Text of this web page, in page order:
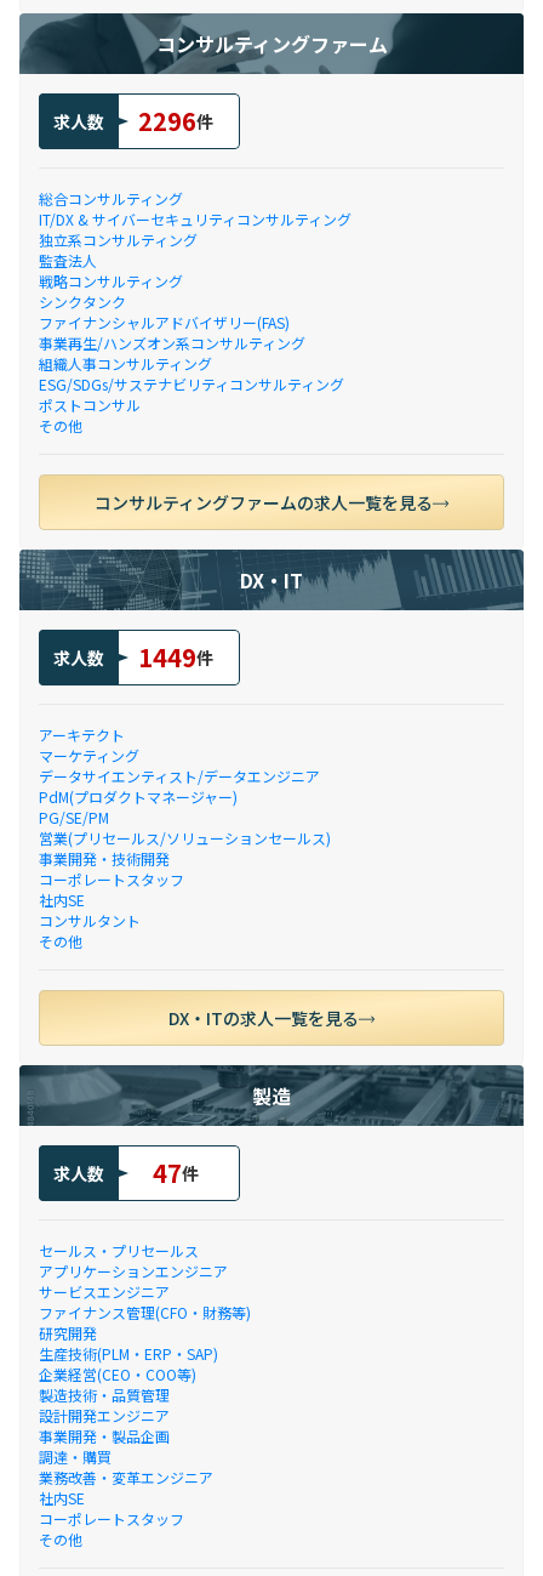
コンサルティングファーム
求人数 2296件
総合コンサルティング
IT/DX & サイバーセキュリティコンサルティング
独立系コンサルティング
監査法人
戦略コンサルティング
シンクタンク
ファイナンシャルアドバイザリー(FAS)
事業再生/ハンズオン系コンサルティング
組織人事コンサルティング
ESG/SDGs/サステナビリティコンサルティング
ポストコンサル
その他
コンサルティングファームの求人一覧を見る
DX・IT
求人数 1449件
アーキテクト
マーケティング
データサイエンティスト/データエンジニア
PdM(プロダクトマネージャー)
PG/SE/PM
営業(プリセールス/ソリューションセールス)
事業開発・技術開発
コーポレートスタッフ
社内SE
コンサルタント
その他
DX・ITの求人一覧を見る
製造
求人数 47件
セールス・プリセールス
アプリケーションエンジニア
サービスエンジニア
ファイナンス管理(CFO・財務等)
研究開発
生産技術(PLM・ERP・SAP)
企業経営(CEO・COO等)
製造技術・品質管理
設計開発エンジニア
事業開発・製品企画
調達・購買
業務改善・変革エンジニア
社内SE
コーポレートスタッフ
その他